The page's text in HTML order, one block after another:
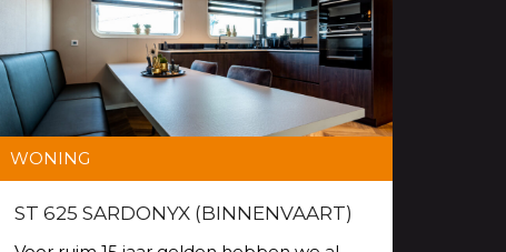
WONING
ST 625 SARDONYX (BINNENVAART)